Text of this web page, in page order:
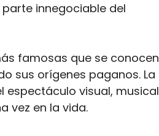
innegociable del
famosas que se conocen
sus orígenes paganos. La
espectáculo visual, musical
vez en la vida.